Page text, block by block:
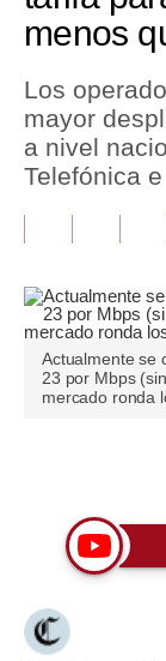
Mercados
Política
Tu Dinero
Finanzas
Plus G
Opinión
Editorial
Tendencias
Viajes
menos
Los
mayor
a nivel
Telefónica
Actualmente se
23 por Mbps
mercado ronda